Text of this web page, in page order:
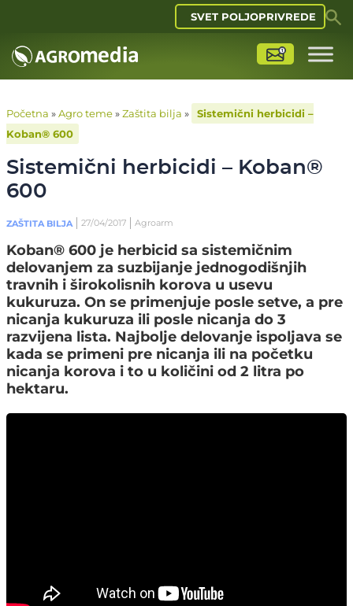
SVET POLJOPRIVREDE
Početna »Agro teme»Zaštita bilja »
Sistemični herbicidi –
Koban® 600
Sistemični herbicidi – Koban®
600
ZAŠTITA BILJA 27/04/2017 Agroarm
Koban® 600 je herbicid sa sistemičnim
delovanjem za suzbijanje jednogodišnjih
travnih i širokolisnih korova u usevu
kukuruza. On se primenjuje posle setve, a pre
nicanja kukuruza ili posle nicanja do 3
razvijena lista. Najbolje delovanje ispoljava se
kada se primeni pre nicanja ili na početku
nicanja korova i to u količini od 2 litra po
hektaru.